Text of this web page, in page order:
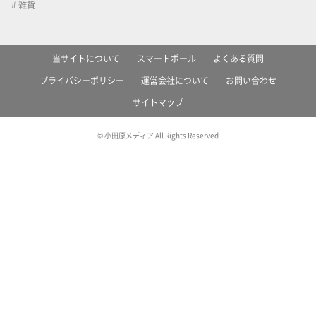
雑貨
当サイトについて スマートポール よくある質問
プライバシーポリシー 運営会社について お問い合わせ
サイトマップ
© 小田原メディア All Rights Reserved